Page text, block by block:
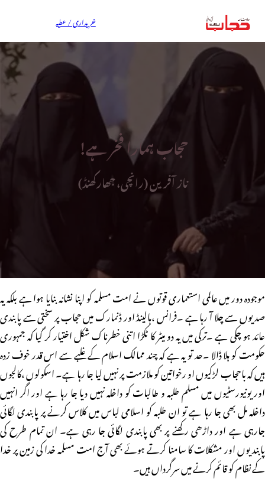
خریداری / عطیہ
حجاب ہمارا فخر ہے!
ناز آفرین (رانچی، جھارکھنڈ)
موجودہ دور میں عالمی استعماری قوتوں نے امت مسلمہ کو اپنا نشانہ بنایا ہوا ہے بلکہ یہ
صدیوں سے چلا آ رہا ہے ۔فرانس ،ہالینڈ اور ڈنمارک میں حجاب پر سختی سے پابندی
عائد ہو چکی ہے ۔ترکی میں یہ دو میٹر کا ٹکڑا اتنی خطرناک شکل اختیار کر گیا کہ جمہوری
حکومت کو ہلا ڈالا ۔حد تو یہ ہے کہ چند ممالک اسلام کے غلبے سے اس قدر خوف زدہ
ہیں کہ باحجاب لڑکیوں او رخواتین کو ملازمت پر نہیں لیا جا رہا ہے۔ اسکولوں ،کالجوں
اور یونیورسٹیوں میں مسلم طلبہ و طالبات کو داخلہ نہیں دیا جا رہا ہے اور اگر انہیں
داخلہ مل بھی جا رہا ہے تو ان طلبہ کو اسلامی لباس میں کلاس کرنے پر پابندی لگائی
جارہی ہے اور داڑھی رکھنے پر بھی پابندی لگائی جا رہی ہے۔ ان تمام طرح کی
پابندیوں اور مشکلات کا سامنا کرتے ہوئے بھی آج امت مسلمہ خدا کی زمین پر خدا
کے نظام کو قائم کرنے میں سرگرداں ہیں۔